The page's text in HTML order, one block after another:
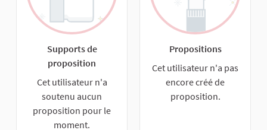
Supports de
proposition
Cet utilisateur n'a
soutenu aucun
proposition pour le
moment.
Propositions
Cet utilisateur n'a pas
encore créé de
proposition.